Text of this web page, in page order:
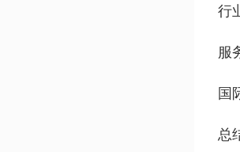
行
服
国
总